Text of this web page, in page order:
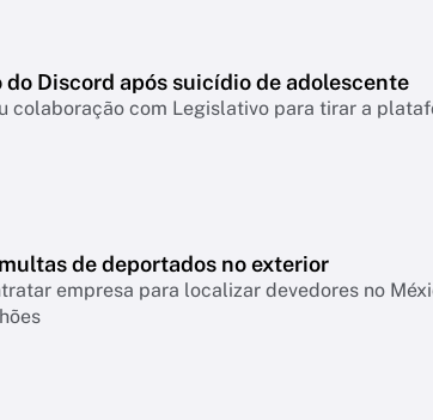
do Discord após suicídio de adolescente
colaboração com Legislativo para tirar a
de deportados no exterior
empresa para localizar devedores no